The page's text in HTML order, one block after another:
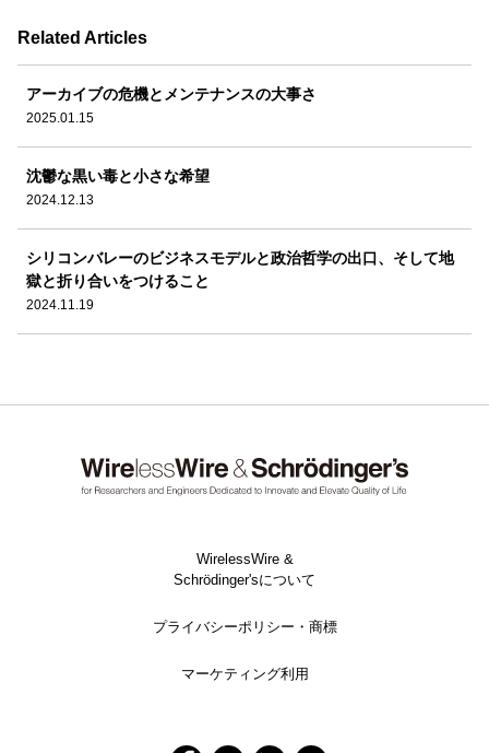
Related Articles
アーカイブの危機とメンテナンスの大事さ
2025.01.15
沈鬱な黒い毒と小さな希望
2024.12.13
シリコンバレーのビジネスモデルと政治哲学の出口、そして地
獄と折り合いをつけること
2024.11.19
WirelessWire &
Schrödinger'sについて
プライバシーポリシー・商標
マーケティング利用